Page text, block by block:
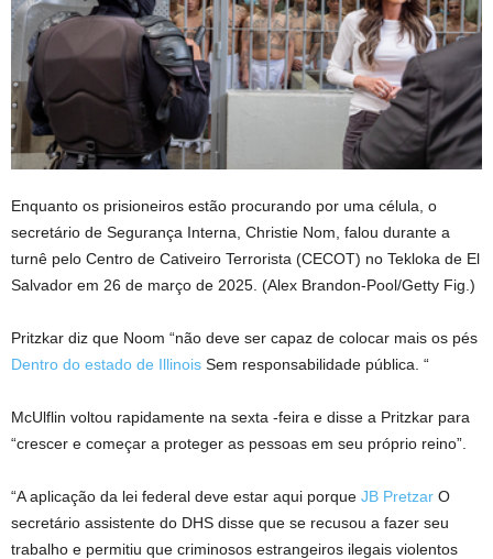
Enquanto os prisioneiros estão procurando por uma célula, o
secretário de Segurança Interna, Christie Nom, falou durante a
turnê pelo Centro de Cativeiro Terrorista (CECOT) no Tekloka de El
Salvador em 26 de março de 2025. (Alex Brandon-Pool/Getty Fig.)
Pritzkar diz que Noom “não deve ser capaz de colocar mais os pés
Dentro do estado de Illinois Sem responsabilidade pública. “
McUlflin voltou rapidamente na sexta -feira e disse a Pritzkar para
“crescer e começar a proteger as pessoas em seu próprio reino”.
“A aplicação da lei federal deve estar aqui porque JB Pretzar O
secretário assistente do DHS disse que se recusou a fazer seu
trabalho e permitiu que criminosos estrangeiros ilegais violentos